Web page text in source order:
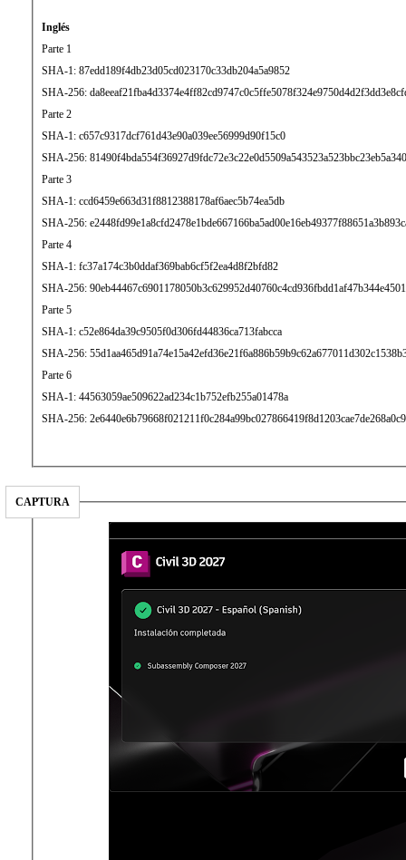
Inglés
Parte 1
SHA-1: 87edd189f4db23d05cd023170c33db204a5a9852
SHA-256:
Parte 2
SHA-1: c657c9317dcf761d43e90a039ee56999d90f15c0
SHA-256:
Parte 3
SHA-1: ccd6459e663d31f8812388178af6aec5b74ea5db
SHA-256:
Parte 4
SHA-1: fc37a174c3b0ddaf369bab6cf5f2ea4d8f2bfd82
SHA-256:
Parte 5
SHA-1: c52e864da39c9505f0d306fd44836ca713fabcca
SHA-256:
Parte 6
SHA-1: 44563059ae509622ad234c1b752efb255a01478a
SHA-256:
CAPTURA